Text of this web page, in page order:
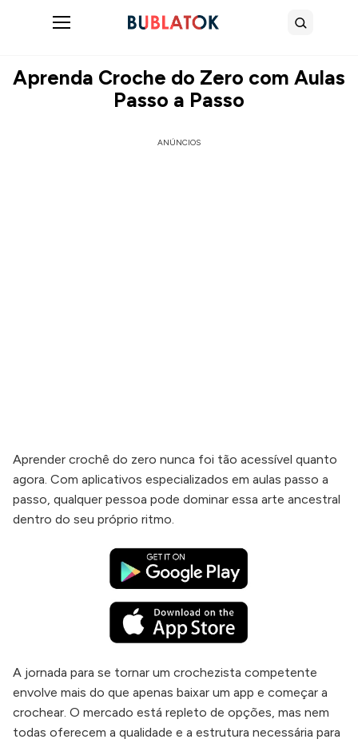
Buscar
Aprenda Croche do Zero com Aulas
Passo a Passo
ANÚNCIOS
Aprender crochê do zero nunca foi tão acessível quanto
agora. Com aplicativos especializados em aulas passo a
passo, qualquer pessoa pode dominar essa arte ancestral
dentro do seu próprio ritmo.
A jornada para se tornar um crochezista competente
envolve mais do que apenas baixar um app e começar a
crochear. O mercado está repleto de opções, mas nem
todas oferecem a qualidade e a estrutura necessária para